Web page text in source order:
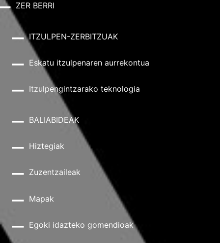
ZER BERRI
ITZULPEN-ZERBITZUAK
Eskatu itzulpenaren aurrekontua
Itzulpengintzarako teknologia
BALIABIDEAK
Hiztegiak
Zuzentzaileak
Mapak
Egoki idazteko gomendioak